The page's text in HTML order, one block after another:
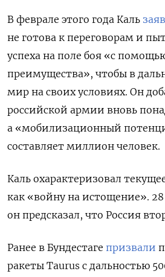
В феврале этого года Каль
не готова к переговорам и
успеха на поле боя «с
преимущества», чтобы в
мир на своих условиях. Он
российской армии вновь
а «мобилизационный
составляет миллион человек.
Каль охарактеризовал
как «войну на истощение». 28
он предсказал, что Россия
Ранее в Бундестаге призвали
ракеты Taurus с дальностью